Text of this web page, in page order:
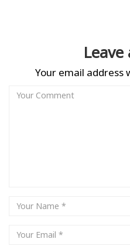
Leave
Your email address